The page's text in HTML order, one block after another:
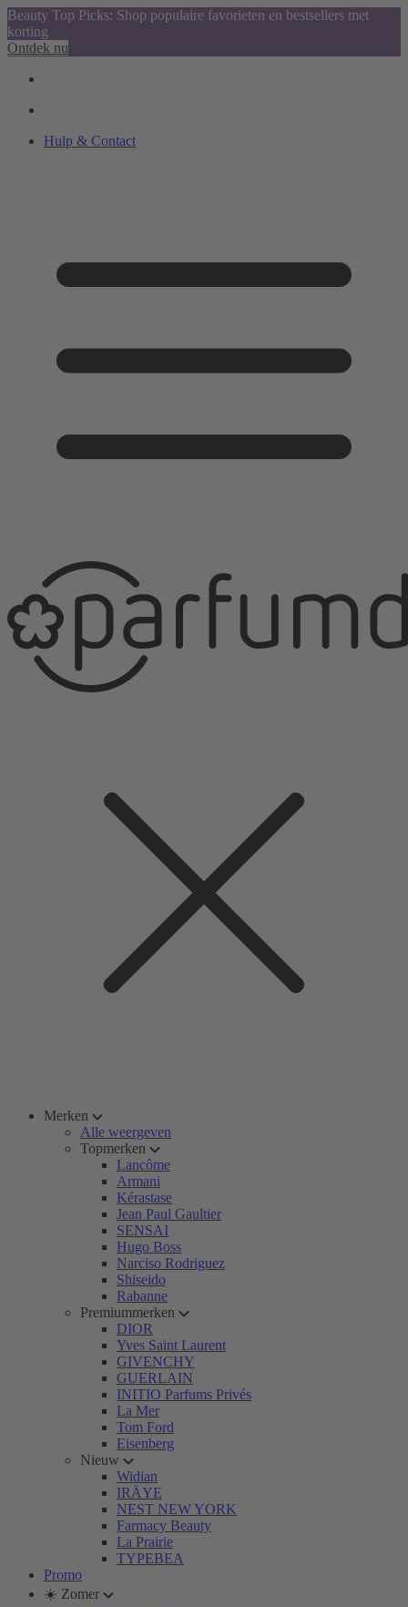
Beauty Top Picks: Shop populaire favorieten en bestsellers met
korting
Ontdek nu
Hulp & Contact
Merken
Alle weergeven
Topmerken
Lancôme
Armani
Kérastase
Jean Paul Gaultier
SENSAI
Hugo Boss
Narciso Rodriguez
Shiseido
Rabanne
Premiummerken
DIOR
Yves Saint Laurent
GIVENCHY
GUERLAIN
INITIO Parfums Privés
La Mer
Tom Ford
Eisenberg
Nieuw
Widian
IRÄYE
NEST NEW YORK
Farmacy Beauty
La Prairie
TYPEBEA
Promo
☀️ Zomer